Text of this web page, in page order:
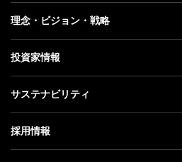
プレスリリース
更新情報
記者説明会
企業情報 トップ
社長メッセージ
事業紹介
ガバナンス
理念・ビジョン・戦略
理念・ビジョン・戦略 トップ
成長戦略「Activate AI for Society」
人材戦略
投資家情報
投資家情報 トップ
経営方針
サステナビリティ
サステナビリティ トップ
トップメッセージ
採用情報